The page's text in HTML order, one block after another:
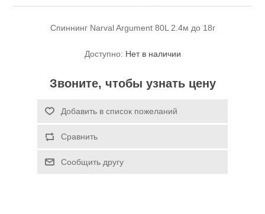
Туризм и Активный отдых
Спиннинг Narval Argument 80L 2.4м до 18г
Доступно: Нет в наличии
Звоните, чтобы узнать цену
Добавить в список пожеланий
Сравнить
Сообщить другу